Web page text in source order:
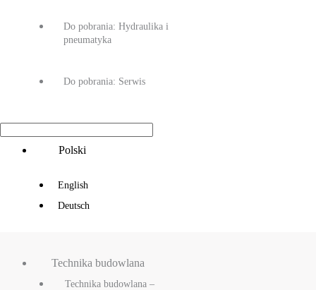
Do pobrania: Hydraulika i
pneumatyka
Do pobrania: Serwis
Polski
English
Deutsch
Technika budowlana
Technika budowlana –